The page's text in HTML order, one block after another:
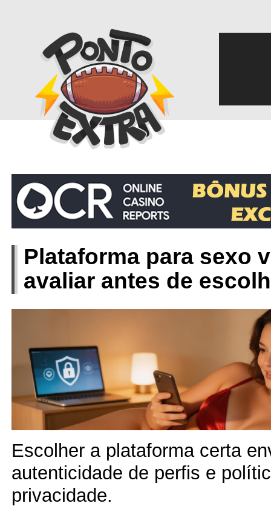
‎
Plataforma para sexo
avaliar antes de
Escolher a plataforma certa
autenticidade de perfis e
privacidade.